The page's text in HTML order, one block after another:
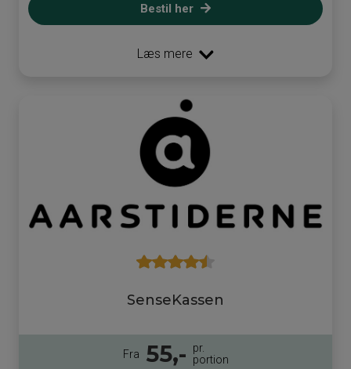
Bestil her
Læs mere
SenseKassen
Fra 55,-
pr.
portion